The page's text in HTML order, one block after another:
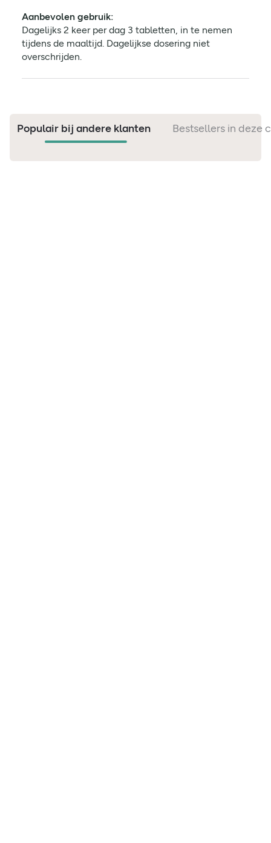
Aanbevolen gebruik:
Dagelijks 2 keer per dag 3 tabletten, in te nemen
tijdens de maaltijd. Dagelijkse dosering niet
overschrijden.
Populair bij andere klanten Bestsellers in deze